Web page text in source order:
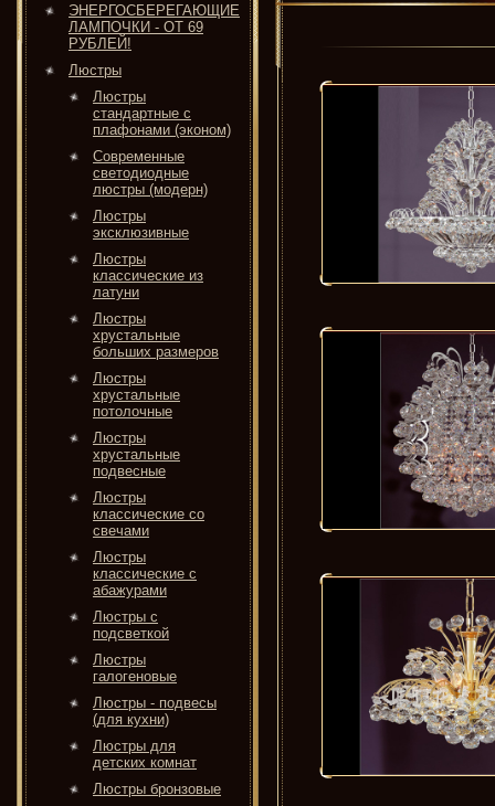
ЭНЕРГОСБЕРЕГАЮЩИЕ
ЛАМПОЧКИ - ОТ 69
РУБЛЕЙ!
Люстры
Люстры
стандартные с
плафонами (эконом)
Современные
светодиодные
люстры (модерн)
Люстры
эксклюзивные
Люстры
классические из
латуни
Люстры
хрустальные
больших размеров
Люстры
хрустальные
потолочные
Люстры
хрустальные
подвесные
Люстры
классические со
свечами
Люстры
классические с
абажурами
Люстры с
подсветкой
Люстры
галогеновые
Люстры - подвесы
(для кухни)
Люстры для
детских комнат
Люстры бронзовые